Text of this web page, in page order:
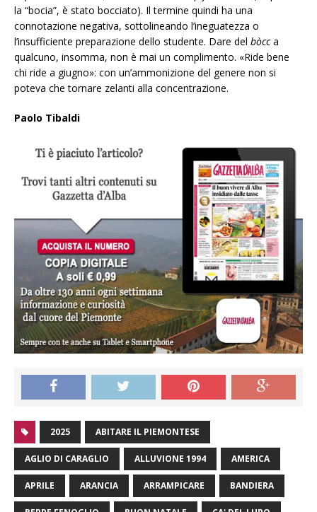
la “bocia”, è stato bocciato). Il termine quindi ha una
connotazione negativa, sottolineando l’ineguatezza o
l’insufficiente preparazione dello studente. Dare del bòcca
qualcuno, insomma, non è mai un complimento. «Ride bene
chi ride a giugno»: con un’ammonizione del genere non si
poteva che tornare zelanti alla concentrazione.
Paolo Tibaldi
2025 ABITARE IL PIEMONTESE
AGLIO DI CARAGLIO ALLUVIONE 1994 AMERICA
APRILE ARANCIA ARRAMPICARE BANDIERA